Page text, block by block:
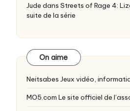
Jude dans Streets of Rage 4:
suite de la série
On aime
Neitsabes Jeux vidéo,
MO5.com Le site officiel de